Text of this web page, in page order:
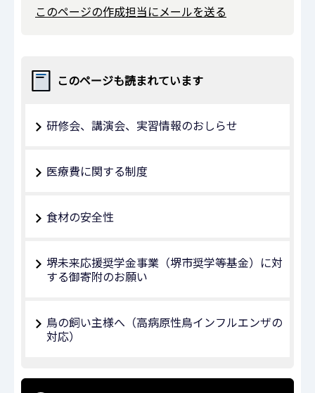
このページの作成担当にメールを送る
このページも読まれています
研修会、講演会、実習情報のおしらせ
医療費に関する制度
食材の安全性
堺未来応援奨学金事業（堺市奨学等基金）に対
する御寄附のお願い
鳥の飼い主様へ（高病原性鳥インフルエンザの
対応）